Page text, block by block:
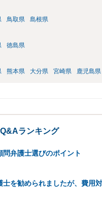
鳥取県 島根県
徳島県
熊本県 大分県 宮崎県 鹿児島県
ランキング
問弁護士選びのポイント